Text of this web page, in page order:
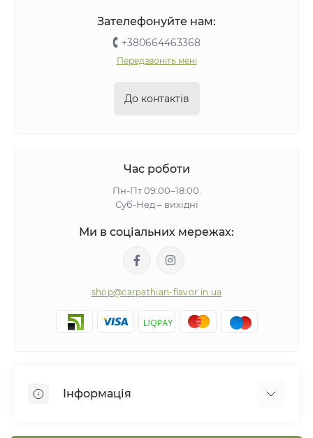
Зателефонуйте нам:
+380664463368
Передзвоніть мені
До контактів
Час роботи
Пн-Пт 09:00–18:00.
Суб-Нед – вихідні
Ми в соціальних мережах:
shop@carpathian-flavor.in.ua
Інформація